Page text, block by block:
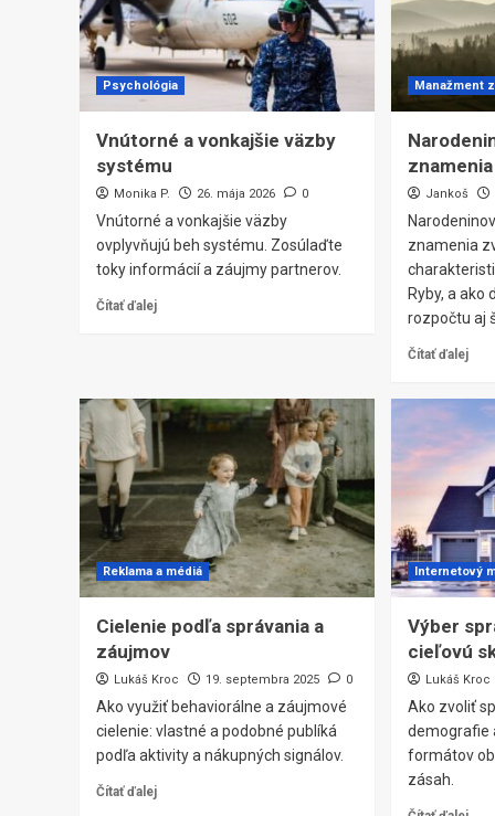
Psychológia
Vnútorné a vonkajšie väzby
systému
Monika P. 26. mája 2026 0
Vnútorné a vonkajšie väzby
ovplyvňujú beh systému. Zosúlaďte
toky informácií a záujmy partnerov.
Čítať ďalej
Manažment
Jankoš
znamenia
Ryby, a ako
rozpočtu aj
Čítať ďalej
Reklama a médiá
Cielenie podľa správania a
záujmov
Lukáš Kroc 19. septembra 2025 0
Ako využiť behaviorálne a záujmové
cielenie: vlastné a podobné publíká
podľa aktivity a nákupných signálov.
Čítať ďalej
Internetový
Výber
cieľovú
Lukáš Kroc
Ako zvoliť
demografie
formátov
zásah.